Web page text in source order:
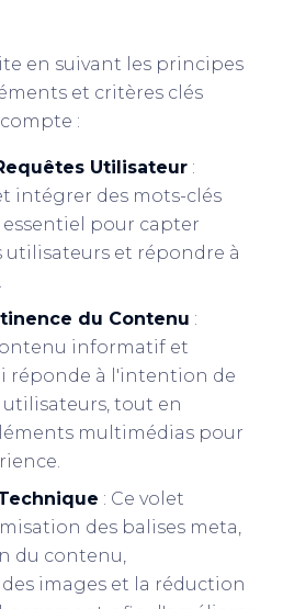
en suivant les principes
et critères clés
:
Utilisateur :
intégrer des mots-clés
pour capter
utilisateurs et répondre à
du Contenu :
informatif et
réponde à l'intention de
utilisateurs, tout en
multimédias pour
: Ce volet
des balises meta,
du contenu,
images et la réduction